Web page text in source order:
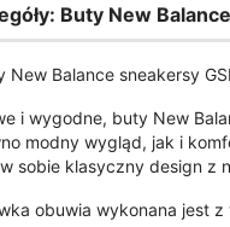
Buty New
New Balance sneakersy
i wygodne, buty New
modny wygląd, jak i
w sobie klasyczny design z
obuwia wykonana jest